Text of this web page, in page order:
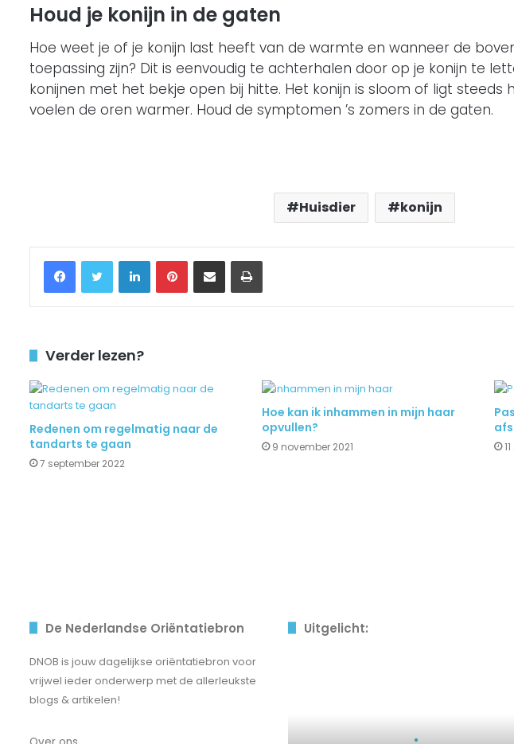
Houd je konijn in de gaten
Hoe weet je of je konijn last heeft van de warmte en wanneer de
toepassing zijn? Dit is eenvoudig te achterhalen door op je konijn te
konijnen met het bekje open bij hitte. Het konijn is sloom of ligt steeds
voelen de oren warmer. Houd de symptomen ’s zomers in de gaten.
Huisdier konijn
FacebookTwitter LinkedInPinterestDelen via Email Printen
Verder lezen?
Redenen om regelmatig naar de
tandarts te gaan
7 september 2022
Hoe kan ik inhammen in mijn haar
opvullen?
9 november 2021
De Nederlandse Oriëntatiebron
DNOB is jouw dagelijkse oriëntatiebron voor
vrijwel ieder onderwerp met de allerleukste
blogs & artikelen!
Uitgelicht: